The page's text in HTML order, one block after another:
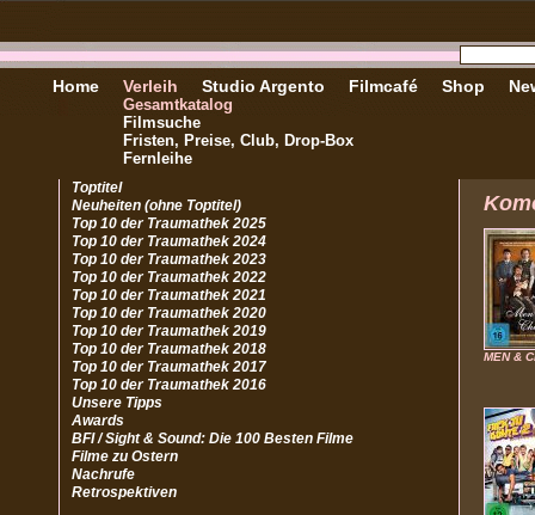
Home Verleih
Gesamtkatalog
Filmsuche
Fristen, Preise, Club, Drop-Box
Fernleihe
Studio Argento Filmcafé Shop
Toptitel
Neuheiten (ohne Toptitel)
Top 10 der Traumathek 2025
Top 10 der Traumathek 2024
Top 10 der Traumathek 2023
Top 10 der Traumathek 2022
Top 10 der Traumathek 2021
Top 10 der Traumathek 2020
Top 10 der Traumathek 2019
Top 10 der Traumathek 2018
Top 10 der Traumathek 2017
Top 10 der Traumathek 2016
Unsere Tipps
Awards
BFI / Sight & Sound: Die 100 Besten Filme
Filme zu Ostern
Nachrufe
Retrospektiven
MEN &